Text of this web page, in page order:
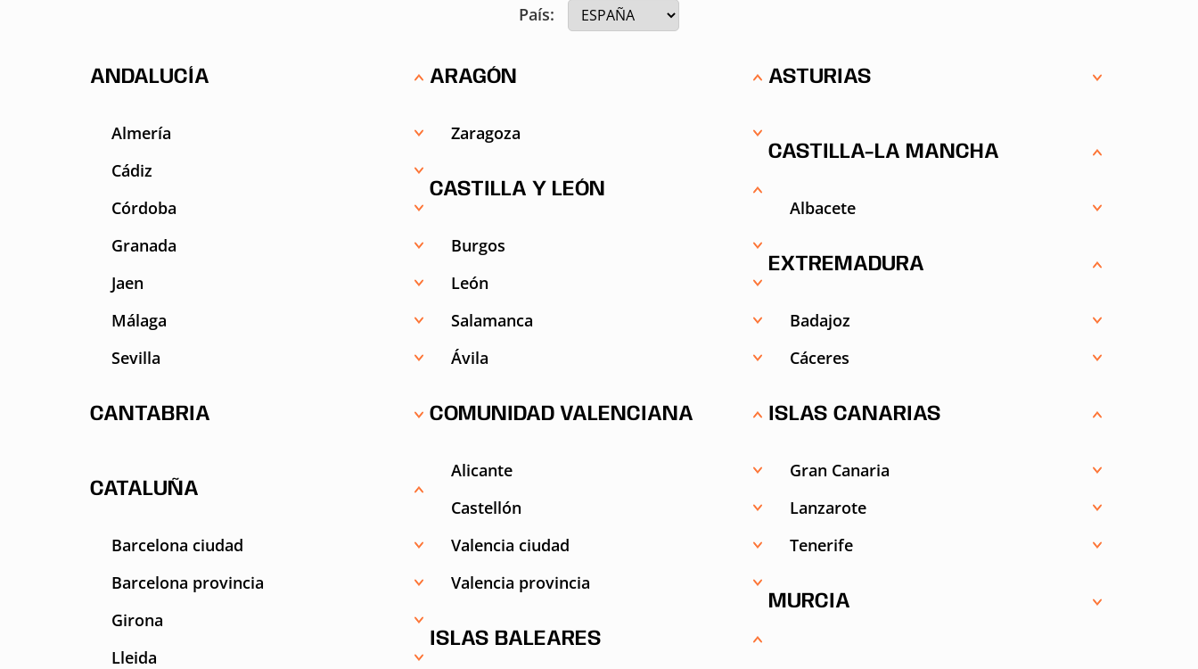
País:
ANDALUCÍA
Almería
Cádiz
Córdoba
Granada
Jaen
Málaga
Sevilla
CANTABRIA
CATALUÑA
Barcelona ciudad
Barcelona provincia
Girona
Lleida
ARAGÓN
Zaragoza
CASTILLA Y LEÓN
Burgos
León
Salamanca
Ávila
COMUNIDAD VALENCIANA
Alicante
Castellón
Valencia ciudad
Valencia provincia
ISLAS BALEARES
ASTURIAS
CASTILLA-LA MANCHA
Albacete
EXTREMADURA
Badajoz
Cáceres
ISLAS CANARIAS
Gran Canaria
Lanzarote
Tenerife
MURCIA